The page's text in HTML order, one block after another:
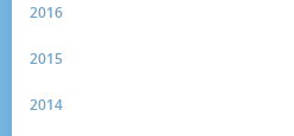
2016
2015
2014